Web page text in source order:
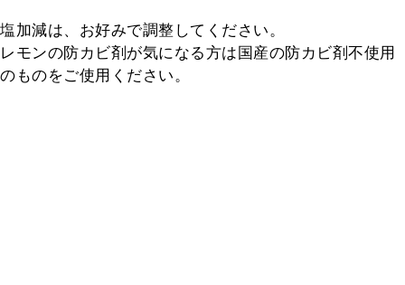
塩加減は、お好みで調整してください。
レモンの防カビ剤が気になる方は国産の防カビ剤不使用
のものをご使用ください。